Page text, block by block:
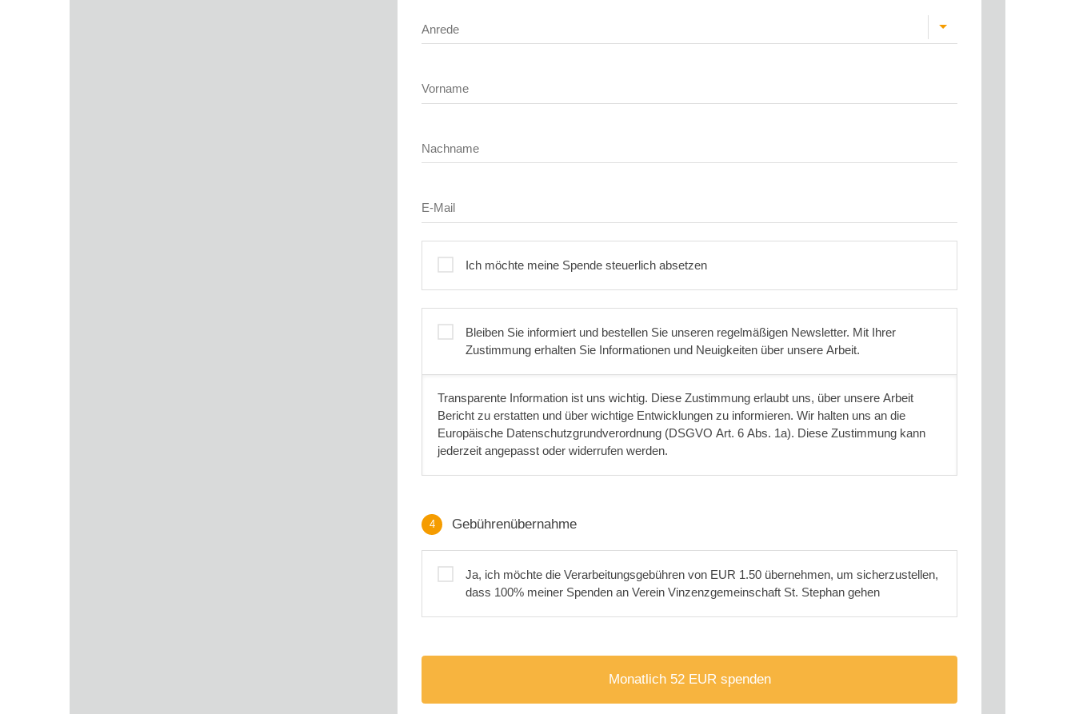
Anrede
Vorname
Nachname
E-Mail
Ich möchte meine Spende steuerlich absetzen
Bleiben Sie informiert und bestellen Sie unseren regelmäßigen Newsletter. Mit Ihrer
Zustimmung erhalten Sie Informationen und Neuigkeiten über unsere Arbeit.
Transparente Information ist uns wichtig. Diese Zustimmung erlaubt uns, über unsere Arbeit
Bericht zu erstatten und über wichtige Entwicklungen zu informieren. Wir halten uns an die
Europäische Datenschutzgrundverordnung (DSGVO Art. 6 Abs. 1a). Diese Zustimmung kann
jederzeit angepasst oder widerrufen werden.
4 Gebührenübernahme
Ja, ich möchte die Verarbeitungsgebühren von EUR 1.50 übernehmen, um sicherzustellen,
dass 100% meiner Spenden an Verein Vinzenzgemeinschaft St. Stephan gehen
Monatlich 52 EUR spenden